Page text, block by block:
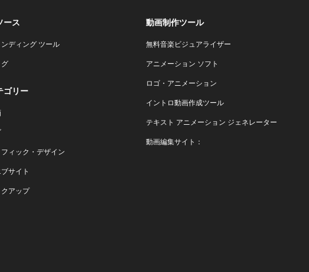
ース
ディング ツール
ゴリー
ィック・デザイン
サイト
アップ
動画制作ツール
無料音楽ビジュアライザー
アニメーション ソフト
ロゴ・アニメーション
イントロ動画作成ツール
テキスト アニメーション ジェネレーター
動画編集サイト：